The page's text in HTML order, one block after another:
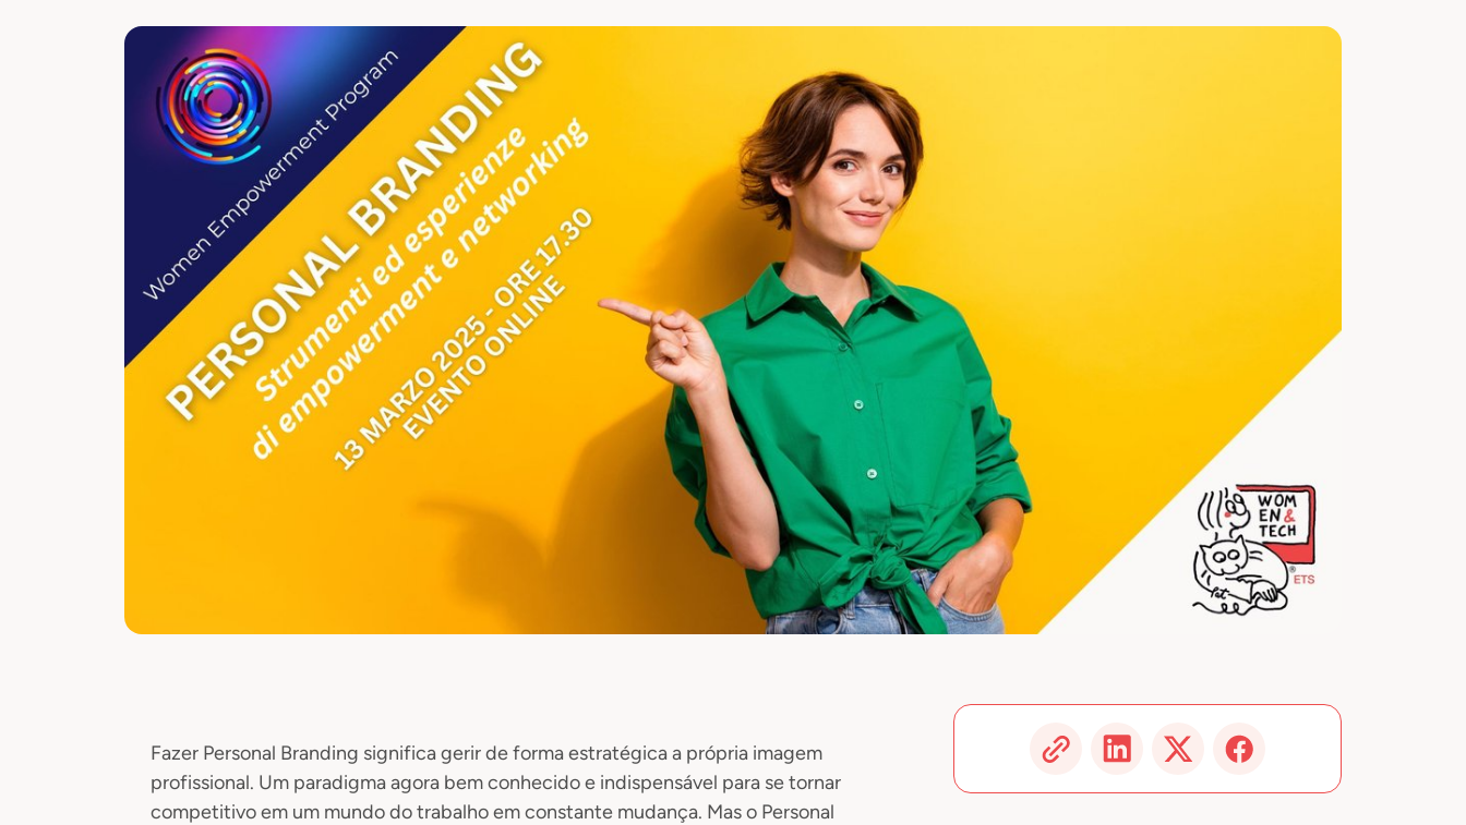
Fazer Personal Branding significa gerir de forma estratégica a própria imagem
profissional. Um paradigma agora bem conhecido e indispensável para se tornar
competitivo em um mundo do trabalho em constante mudança. Mas o Personal